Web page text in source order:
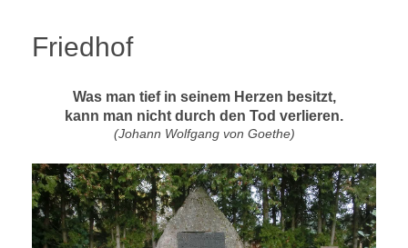
Friedhof
Was man tief in seinem Herzen besitzt,
kann man nicht durch den Tod verlieren.
(Johann Wolfgang von Goethe)